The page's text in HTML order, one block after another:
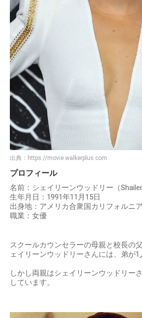
出典： https://movie.walkerplus.com
プロフィール
名前：シェイリーンウッドリー（
生年月日：1991年11月15日
出身地：アメリカ合衆国カリフォルニ
職業：女優
スクールカウンセラーの母親と校長の
ェイリーンウッドリーさんには、弟が1
しかし両親はシェイリーンウッドリー
しています。